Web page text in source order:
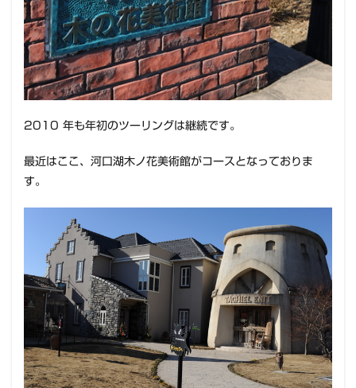
2010 年も年初のツーリングは継続です。
最近はここ、河口湖木ノ花美術館がコースとなっておりま
す。